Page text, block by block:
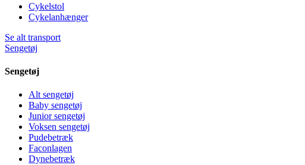
Cykelstol
Cykelanhænger
Se alt transport
Sengetøj
Sengetøj
Alt sengetøj
Baby sengetøj
Junior sengetøj
Voksen sengetøj
Pudebetræk
Faconlagen
Dynebetræk